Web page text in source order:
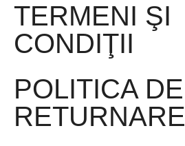
TERMENI ŞI
CONDIŢII
POLITICA DE
RETURNARE